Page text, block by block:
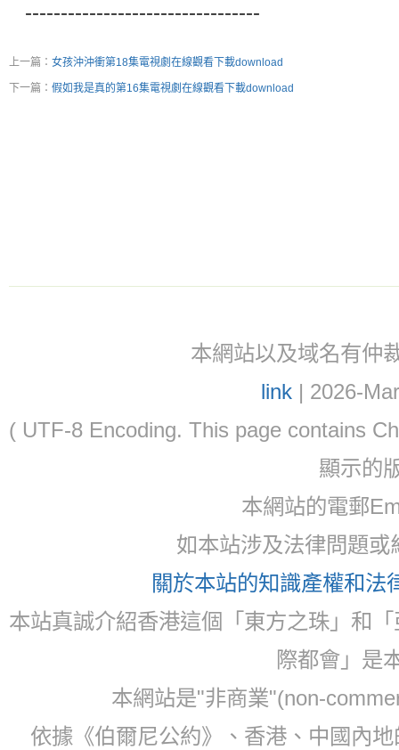
---------------------------------
上一篇： 女孩沖沖衝第18集電視劇在線觀看下載download
下一篇： 假如我是真的第16集電視劇在線觀看下載download
本網站以及域名有仲
link| 2026-
( UTF-8 Encoding. This page contains
顯示的
本網站的電郵
如本站涉及法律問題
關於本站的知識產權和法
本站真誠介紹香港這個「東方之珠」和
際都會」是
本網站是"非商業"(non-
依據《伯爾尼公約》、香港、中國內